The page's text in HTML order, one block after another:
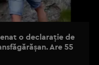
o declarație de
Are 55